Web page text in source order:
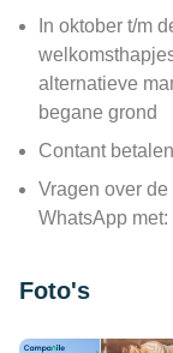
In oktober t/m
alternatieve
begane grond
Contant
Vragen over
WhatsApp met:
Foto's